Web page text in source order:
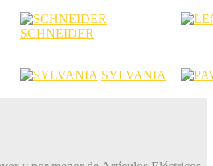
SCHNEIDER
SYLVANIA